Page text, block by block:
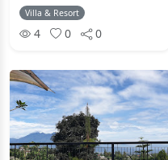
Villa & Resort
4 0 0